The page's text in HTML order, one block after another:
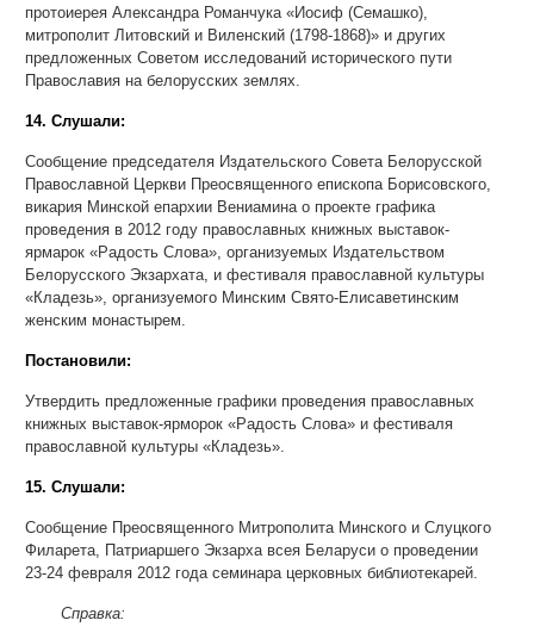
протоиерея Александра Романчука «Иосиф (Семашко),
митрополит Литовский и Виленский (1798-1868)» и других
предложенных Советом исследований исторического пути
Православия на белорусских землях.
14. Слушали:
Сообщение председателя Издательского Совета Белорусской
Православной Церкви Преосвященного епископа Борисовского,
викария Минской епархии Вениамина о проекте графика
проведения в 2012 году православных книжных выставок-
ярмарок «Радость Слова», организуемых Издательством
Белорусского Экзархата, и фестиваля православной культуры
«Кладезь», организуемого Минским Свято-Елисаветинским
женским монастырем.
Постановили:
Утвердить предложенные графики проведения православных
книжных выставок-ярморок «Радость Слова» и фестиваля
православной культуры «Кладезь».
15. Слушали:
Сообщение Преосвященного Митрополита Минского и Слуцкого
Филарета, Патриаршего Экзарха всея Беларуси о проведении
23-24 февраля 2012 года семинара церковных библиотекарей.
Справка: